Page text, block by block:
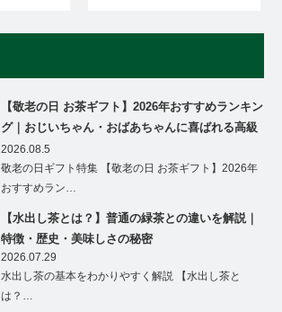
【敬老の日 お茶ギフト】2026年おすすめランキン
グ｜おじいちゃん・おばあちゃんに喜ばれる高級
茶ギフト特集
2026.08.5
敬老の日ギフト特集 【敬老の日 お茶ギフト】2026年
おすすめラン…
【水出し茶とは？】普通の緑茶との違いを解説｜
特徴・歴史・美味しさの秘密
2026.07.29
水出し茶の基本をわかりやすく解説 【水出し茶と
は？…